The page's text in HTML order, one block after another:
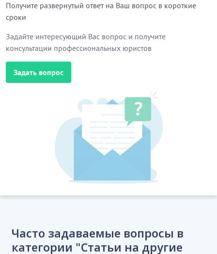
Получите развернутый ответ на Ваш вопрос в короткие
сроки
Задайте интересующий Вас вопрос и получите
консультации профессиональных юристов
Задать вопрос
Часто задаваемые вопросы в
категории "Статьи на другие